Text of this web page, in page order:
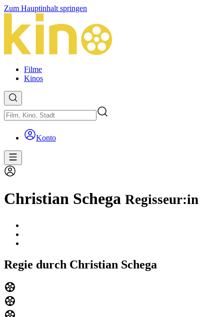
Zum Hauptinhalt springen
Filme
Kinos
Konto
Christian Schega Regisseur:in
Regie durch Christian Schega